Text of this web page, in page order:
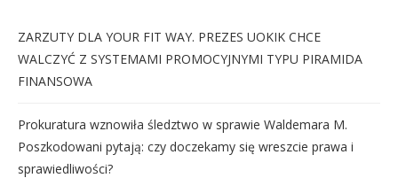
ZARZUTY DLA YOUR FIT WAY. PREZES UOKIK CHCE
WALCZYĆ Z SYSTEMAMI PROMOCYJNYMI TYPU PIRAMIDA
FINANSOWA
Prokuratura wznowiła śledztwo w sprawie Waldemara M.
Poszkodowani pytają: czy doczekamy się wreszcie prawa i
sprawiedliwości?